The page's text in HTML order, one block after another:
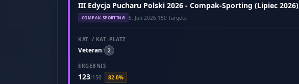
III Edycja Pucharu Polski 2026 - Compak-Sporting (Lipiec 2026)
COMPAK-SPORTING 5. Juli 2026·150 Targets
KAT. / KAT.-PLATZ
Veteran/ 2
ERGEBNIS
123/150 82.0%